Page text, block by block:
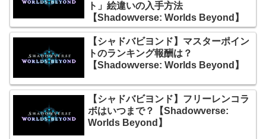
ト」絵違いの入手方法
【Shadowverse: Worlds Beyond】
【シャドバビヨンド】マスターポイン
トのランキング報酬は？
【Shadowverse: Worlds Beyond】
【シャドバビヨンド】フリーレンコラ
ボはいつまで？【Shadowverse:
Worlds Beyond】